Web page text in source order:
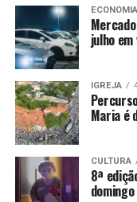
ECONOMIA
julho
IGREJA
Maria é
CULTURA
8ª
domingo